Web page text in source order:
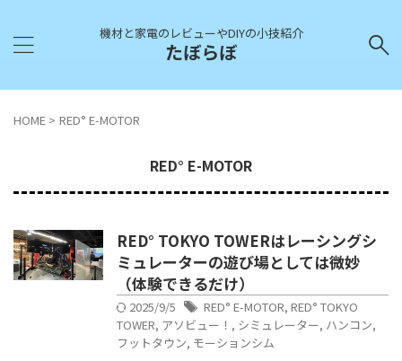
機材と家電のレビューやDIYの小技紹介
たぼらぼ
HOME > RED° E-MOTOR
RED° E-MOTOR
RED° TOKYO TOWERはレーシングシ
ミュレーターの遊び場としては微妙
（体験できるだけ）
2025/9/5 RED° E-MOTOR, RED° TOKYO
TOWER, アソビュー！ , シミュレーター, ハンコン,
フットタウン, モーションシム